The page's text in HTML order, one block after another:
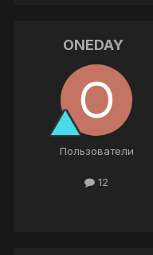
ONEDAY
Пользователи
12